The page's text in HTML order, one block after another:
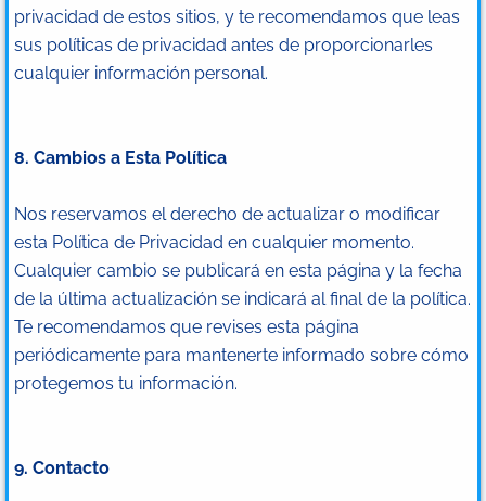
privacidad de estos sitios, y te recomendamos que leas
sus políticas de privacidad antes de proporcionarles
cualquier información personal.
8. Cambios a Esta Política
Nos reservamos el derecho de actualizar o modificar
esta Política de Privacidad en cualquier momento.
Cualquier cambio se publicará en esta página y la fecha
de la última actualización se indicará al final de la política.
Te recomendamos que revises esta página
periódicamente para mantenerte informado sobre cómo
protegemos tu información.
9. Contacto